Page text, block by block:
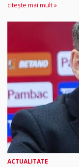
citește mai mult »
ACTUALITATE